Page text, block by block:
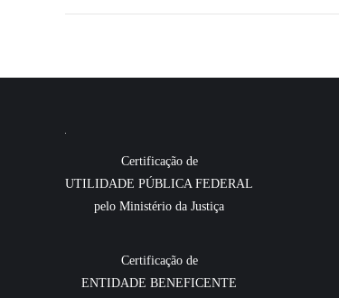
Certificação de
UTILIDADE PÚBLICA FEDERAL
pelo Ministério da Justiça
Certificação de
ENTIDADE BENEFICENTE